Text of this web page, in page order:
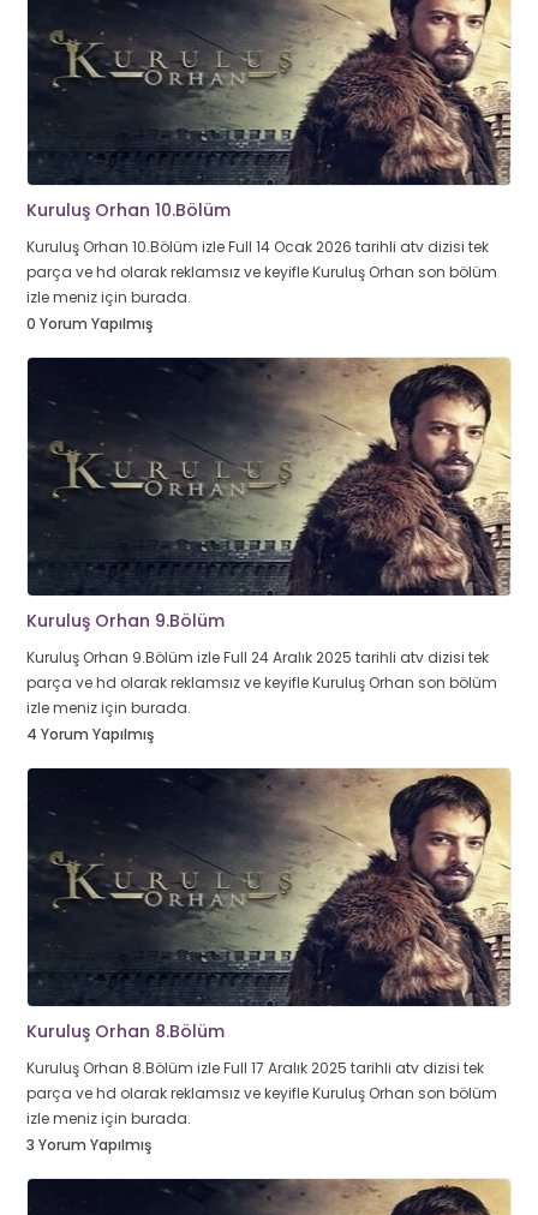
Kuruluş Orhan 10.Bölüm
Kuruluş Orhan 10.Bölüm izle Full 14 Ocak 2026 tarihli atv dizisi tek
parça ve hd olarak reklamsız ve keyifle Kuruluş Orhan son bölüm
izle meniz için burada.
0 Yorum Yapılmış
Kuruluş Orhan 9.Bölüm
Kuruluş Orhan 9.Bölüm izle Full 24 Aralık 2025 tarihli atv dizisi tek
parça ve hd olarak reklamsız ve keyifle Kuruluş Orhan son bölüm
izle meniz için burada.
4 Yorum Yapılmış
Kuruluş Orhan 8.Bölüm
Kuruluş Orhan 8.Bölüm izle Full 17 Aralık 2025 tarihli atv dizisi tek
parça ve hd olarak reklamsız ve keyifle Kuruluş Orhan son bölüm
izle meniz için burada.
3 Yorum Yapılmış